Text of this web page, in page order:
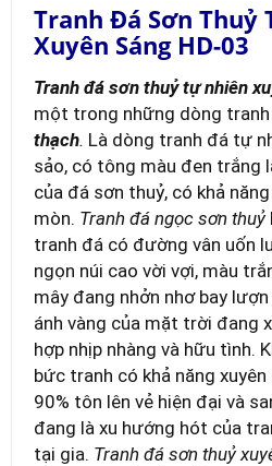
Tranh Đá Sơn Thuỷ
Xuyên Sáng HD-03
Tranh đá sơn thuỷ tự nhiên
một trong những dòng tranh
thạch. Là dòng tranh đá tự
sảo, có tông màu đen trắng
của đá sơn thuỷ, có khả
mòn. Tranh đá ngọc sơn thuỷ
tranh đá có đường vân uốn
ngọn núi cao vời vợi, màu
mây đang nhởn nhơ bay
ánh vàng của mặt trời đang
hợp nhịp nhàng và hữu tình.
bức tranh có khả năng
90% tôn lên vẻ hiện đại và
đang là xu hướng hót của
tại gia. Tranh đá sơn thuỷ